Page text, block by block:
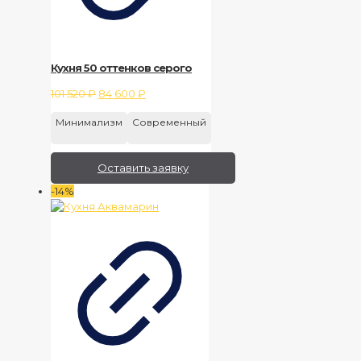
Кухня 50 оттенков серого
101 520₽ Первоначальная
составляла
520 ₽.
84 600 ₽
84
Минимализм Современный
Оставить заявку
-14%